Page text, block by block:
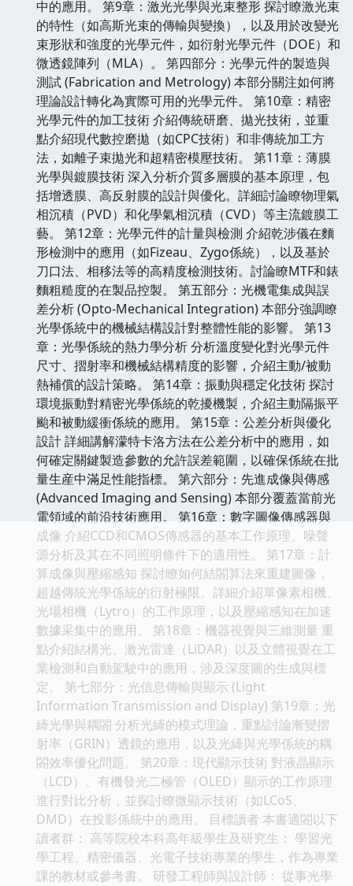
中的應用。 第9章：激光光學與光束整形 探討瞭激光束
的特性（如高斯光束的傳輸與變換），以及用於改變光
束形狀和強度的光學元件，如衍射光學元件（DOE）和
微透鏡陣列（MLA）。 第四部分：光學元件的製造與
測試 (Fabrication and Metrology) 本部分關注如何將
理論設計轉化為實際可用的光學元件。 第10章：精密
光學元件的加工技術 介紹傳統研磨、拋光技術，並重
點介紹現代數控磨拋（如CPC技術）和非傳統加工方
法，如離子束拋光和超精密模壓技術。 第11章：薄膜
光學與鍍膜技術 深入分析介質多層膜的基本原理，包
括增透膜、高反射膜的設計與優化。詳細討論瞭物理氣
相沉積（PVD）和化學氣相沉積（CVD）等主流鍍膜工
藝。 第12章：光學元件的計量與檢測 介紹乾涉儀在麵
形檢測中的應用（如Fizeau、Zygo係統），以及基於
刀口法、相移法等的高精度檢測技術。討論瞭MTF和錶
麵粗糙度的在製品控製。 第五部分：光機電集成與誤
差分析 (Opto-Mechanical Integration) 本部分強調瞭
光學係統中的機械結構設計對整體性能的影響。 第13
章：光學係統的熱力學分析 分析溫度變化對光學元件
尺寸、摺射率和機械結構精度的影響，介紹主動/被動
熱補償的設計策略。 第14章：振動與穩定化技術 探討
環境振動對精密光學係統的乾擾機製，介紹主動隔振平
颱和被動緩衝係統的應用。 第15章：公差分析與優化
設計 詳細講解濛特卡洛方法在公差分析中的應用，如
何確定關鍵製造參數的允許誤差範圍，以確保係統在批
量生産中滿足性能指標。 第六部分：先進成像與傳感
(Advanced Imaging and Sensing) 本部分覆蓋當前光
電領域的前沿技術應用。 第16章：數字圖像傳感器與
成像 介紹CCD和CMOS傳感器的基本工作原理、噪聲
源分析及其在不同照明條件下的適用性。 第17章：計
算成像與壓縮感知 探討瞭如何結閤算法來重建圖像，
超越傳統光學係統的衍射極限。詳細介紹單像素相機、
光場相機（Lytro）的工作原理，以及壓縮感知在加速
數據采集中的應用。 第18章：機器視覺與三維測量 重
點介紹結構光、激光雷達（LiDAR）以及立體視覺在工
業檢測和自動駕駛中的應用，涉及深度圖的生成與標
定。 第七部分：光信息傳輸與顯示 (Light
Information Transmission and Display) 第19章：光
縴光學與耦閤 分析光縴的模式理論，重點討論漸變摺
射率（GRIN）透鏡的應用，以及光縴與光學係統的耦
閤效率優化問題。 第20章：現代顯示技術 對液晶顯示
（LCD）、有機發光二極管（OLED）顯示的工作原理
進行對比分析，並探討瞭微顯示技術（如LCoS、
DMD）在投影係統中的應用。 目標讀者 本書適閤以下
讀者群： 高等院校本科高年級學生及研究生： 學習光
學工程、精密儀器、光電子技術專業的學生，作為專業
課的教材或參考書。 研發工程師與設計師： 從事光學